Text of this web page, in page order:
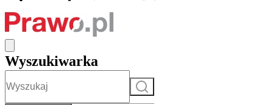
Wyszukiwarka
Szukaj